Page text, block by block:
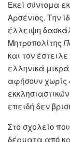
Εκεί σύντομα
Αρσένιος. Την
έλλειψη
Μητροπολίτης
και τον
ελληνικά
αφήσουν χωρίς
επειδή δεν
Στο σχολείο
δέρματα από